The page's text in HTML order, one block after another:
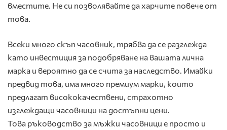
вместите. Не си позволявайте да харчите повече от
това.
Всеки много скъп часовник, трябва да се разглежда
като инвестиция за подобряване на вашата лична
марка и вероятно да се счита за наследство. Имайки
предвид това, има много премиум марки, които
предлагат висококачествени, страхотно
изглеждащи часовници на достъпни цени.
Това ръководство за мъжки часовници е просто и